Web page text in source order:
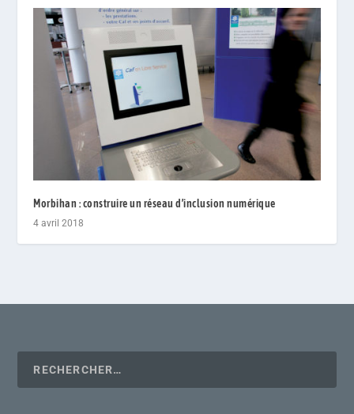
Morbihan : construire un réseau d’inclusion numérique
4 avril 2018